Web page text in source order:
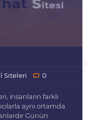
Siteleri 0
insanların farklı
aynı ortamda
Günün